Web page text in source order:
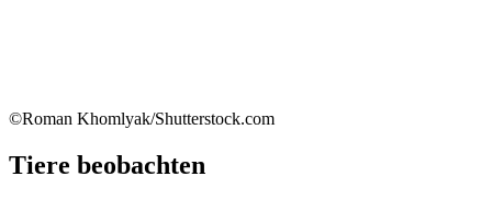
©Roman Khomlyak/Shutterstock.com
Tiere beobachten